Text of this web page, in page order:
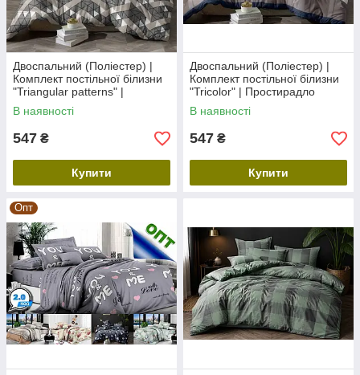
Двоспальний (Поліестер) |
Комплект постільної білизни
"Triangular patterns" |
Простирадло 180х220 см
В наявності
547 ₴
Купити
Двоспальний (Поліестер) |
Комплект постільної білизни
"Tricolor" | Простирадло
180х220 см
В наявності
547 ₴
Купити
Опт